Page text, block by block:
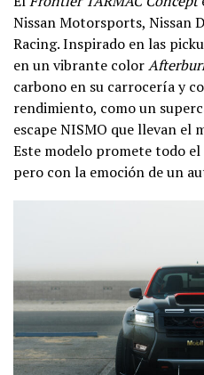
Nissan Motorsports, Nissan
Racing. Inspirado en las
en un vibrante color
carbono en su carrocería y
rendimiento, como un
escape NISMO que llevan el
Este modelo promete todo
pero con la emoción de un